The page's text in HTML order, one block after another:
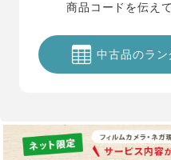
商品コードを伝え
中古品のラン